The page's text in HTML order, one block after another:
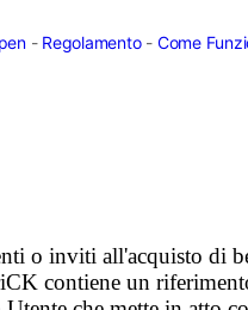
- Regolamento- Come
o inviti all'acquisto di
contiene un